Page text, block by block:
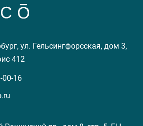
ул. Гельсингфорсская, дом 3,
412
00-16